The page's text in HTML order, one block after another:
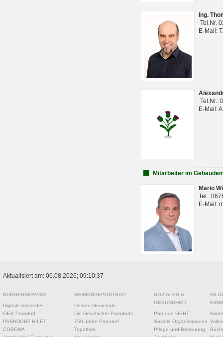
Ing.
Tel.Nr.
E-Mail:
Tel.Nr.:
E-Mail:
Mitarbeiter im
Mario
Tel.:
E-Mail:
Aktualisiert am: 06.08.2026; 09:10:37
BÜRGERSERVICE
Digitale Amtstafel
ÖEK Parndorf
PARNDORF HILFT
CORONA
GEMEINDEPORTRAIT
Unsere Gemeinde
Die Geschichte Parndorfs
750 Jahre Parndorf
Topothek
SOZIALES &
GESUNDHEIT
Parndorf GEHT
Soziale Organisationen
Pflege und Betreuung